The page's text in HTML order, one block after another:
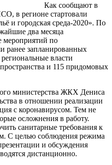
Как сообщают в
в регионе стартовали
и городская среда-2020». По
два месяца
мероприятий по
ранее запланированных
власти
и 115 придомовых
министерства ЖКХ Дениса
в отношении реализации
с коронавирусом. Тем не
осложнения в работу.
санитарные требования к
С целью соблюдения режима
и обсуждения
дистанционно.